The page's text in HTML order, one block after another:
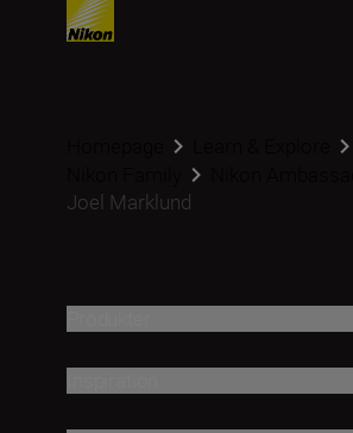
Joel Marklund